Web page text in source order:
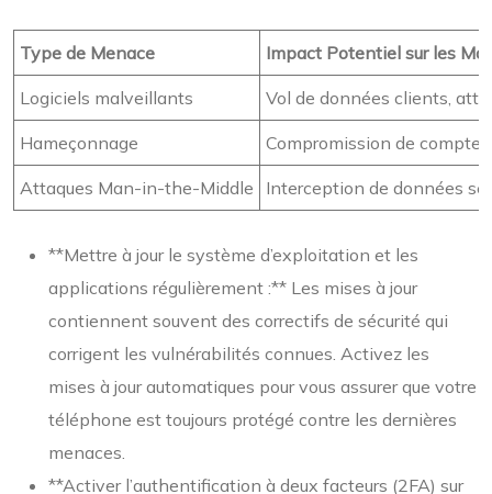
Type de Menace Impact Potentiel sur les
Logiciels malveillants Vol de données clients,
Hameçonnage Compromission de
Attaques Man-in-the-Middle Interception de données
**Mettre à jour le système d’exploitation et les
applications régulièrement :** Les mises à jour
contiennent souvent des correctifs de sécurité qui
corrigent les vulnérabilités connues. Activez les
mises à jour automatiques pour vous assurer que votre
téléphone est toujours protégé contre les dernières
menaces.
**Activer l’authentification à deux facteurs (2FA) sur